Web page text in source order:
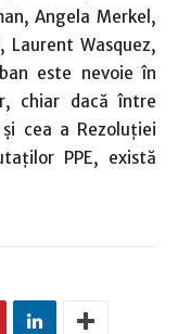
Angela Merkel,
Wasquez,
este nevoie în
chiar dacă între
cea a Rezoluţiei
PPE, există